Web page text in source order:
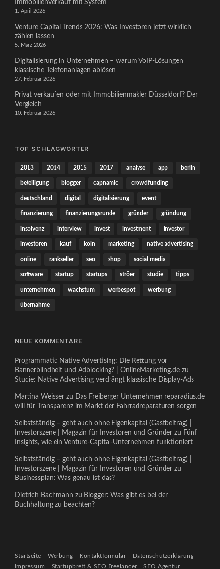
Immobilienverkauf mit System
1. April 2026
Venture Capital Trends 2026: Was Investoren jetzt wirklich
zählen lassen
5. März 2026
Digitalisierung in Unternehmen – warum VoIP-Lösungen
klassische Telefonanlagen ablösen
27. Februar 2026
Privat verkaufen oder mit Immobilienmakler Düsseldorf? Der
Vergleich
10. Februar 2026
TOP SCHLAGWÖRTER
2013 2014 2015 2017 analyse app berlin
beteiligung blogger capnamic crowdfunding
deutschland digital digitalisierung event
finanzierung finanzierungsrunde gründer gründung
insolvenz interview invest investment investor
investoren kauf köln marketing native advertising
online rankseller seo shop social media
software startup startups ströer studie tipps
unternehmen wachstum werbespot werbung
übernahme
NEUE KOMMENTARE
Programmatic Native Advertising: Die Rettung vor
Bannerblindheit und Adblocking? | OnlineMarketing.de zu
Studie: Native Advertising verdrängt klassische Display-Ads
Martina Weisser zu Das Freiberger Unternehmen reparadius.de
will für Transparenz im Markt der Fahrradreparaturen sorgen
Selbstständig – geht auch ohne Eigenkapital (Gastbeitrag) |
Investorszene | Magazin für Investoren und Gründer zu Fünf
Insights, wie ein Venture-Capital-Unternehmen funktioniert
Selbstständig – geht auch ohne Eigenkapital (Gastbeitrag) |
Investorszene | Magazin für Investoren und Gründer zu
Businessplan: Was genau ist das?
Dietrich Bachmann zu Blogger: Was gibt es bei der
Buchhaltung zu beachten?
Startseite Werbung Kontaktformular
Datenschutzerklärung
Impressum
Startupbrett & SEO Freelancer SEO Agentur